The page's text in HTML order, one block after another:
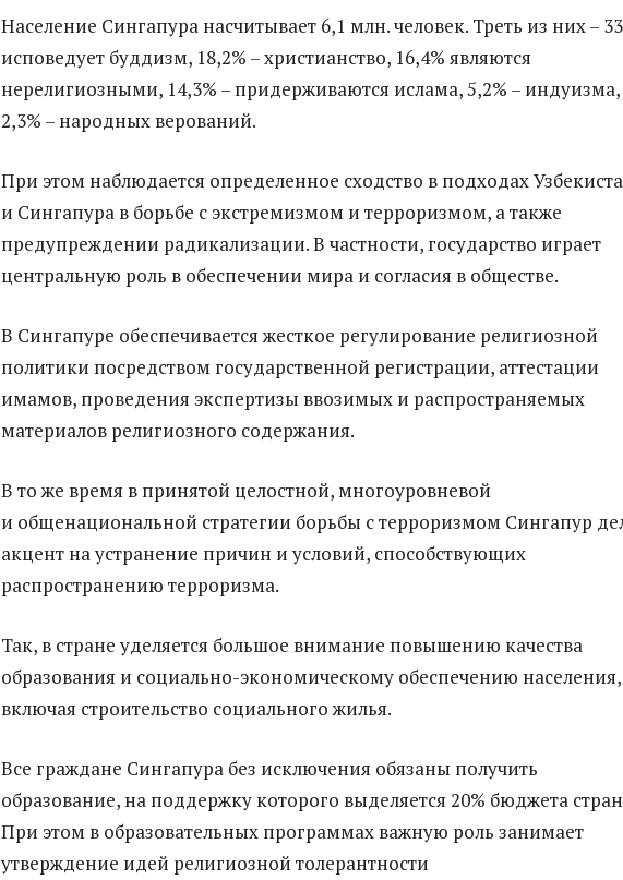
Население Сингапура насчитывает 6,1 млн. человек. Треть из них –
исповедует буддизм, 18,2% – христианство, 16,4% являются
нерелигиозными, 14,3% – придерживаются ислама, 5,2% – индуизма,
2,3% – народных верований.
При этом наблюдается определенное сходство в подходах
и Сингапура в борьбе с экстремизмом и терроризмом, а также
предупреждении радикализации. В частности, государство играет
центральную роль в обеспечении мира и согласия в обществе.
В Сингапуре обеспечивается жесткое регулирование религиозной
политики посредством государственной регистрации, аттестации
имамов, проведения экспертизы ввозимых и распространяемых
материалов религиозного содержания.
В то же время в принятой целостной, многоуровневой
и общенациональной стратегии борьбы с терроризмом Сингапур
акцент на устранение причин и условий, способствующих
распространению терроризма.
Так, в стране уделяется большое внимание повышению качества
образования и социально-экономическому обеспечению населения,
включая строительство социального жилья.
Все граждане Сингапура без исключения обязаны получить
образование, на поддержку которого выделяется 20% бюджета
При этом в образовательных программах важную роль занимает
утверждение идей религиозной толерантности